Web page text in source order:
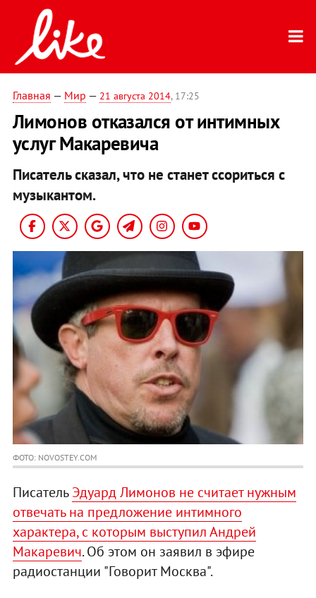
Главная — Мир — 21 августа 2014, 17:25
Лимонов отказался от интимных
услуг Макаревича
Писатель сказал, что не станет ссориться с
музыкантом.
ФОТО: NOVOSTEY.COM
ПисательЭдуард Лимонов не считает нужным
отвечать на предложение интимного
характера, с которым выступил Андрей
Макаревич. Об этом он заявил в эфире
радиостанции "Говорит Москва".